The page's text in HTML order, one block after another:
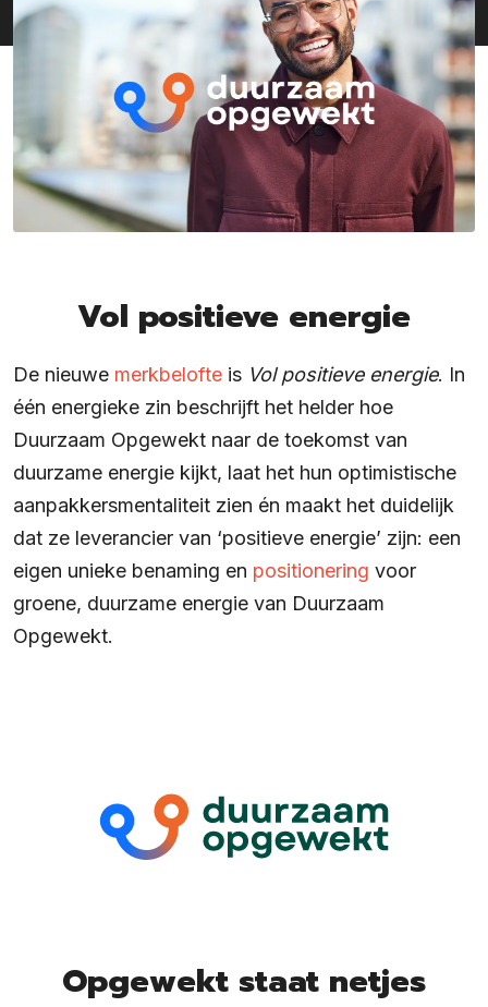
Vol positieve energie
De nieuwe merkbelofte is Vol positieve energie. In
één energieke zin beschrijft het helder hoe
Duurzaam Opgewekt naar de toekomst van
duurzame energie kijkt, laat het hun optimistische
aanpakkersmentaliteit zien én maakt het duidelijk
dat ze leverancier van ‘positieve energie’ zijn: een
eigen unieke benaming en positionering voor
groene, duurzame energie van Duurzaam
Opgewekt.
Opgewekt staat netjes